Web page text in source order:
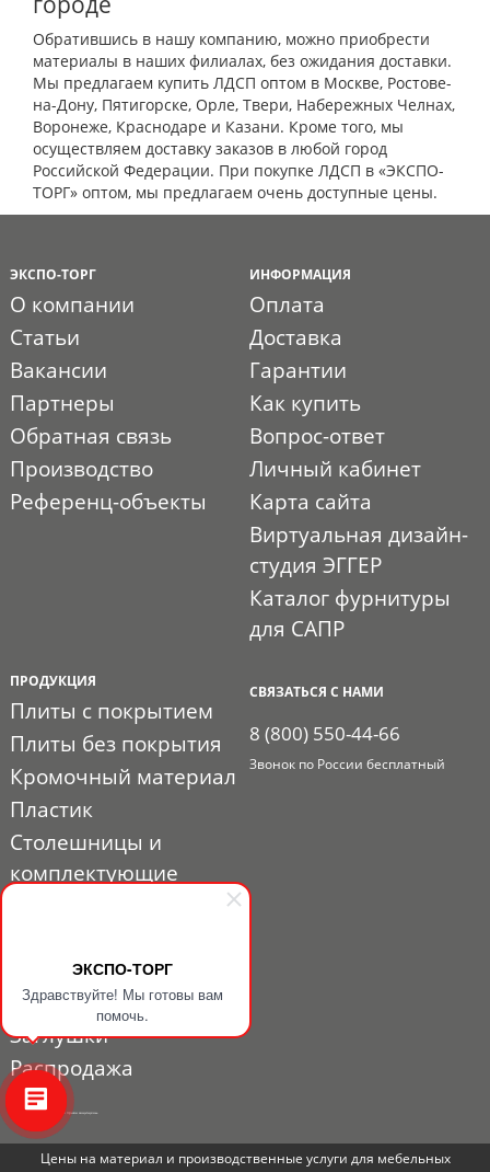
ЭКСПО-ТОРГ
Здравствуйте! Мы готовы вам
помочь.
Обратившись в нашу компанию, можно приобрести
материалы в наших филиалах, без ожидания доставки.
Мы предлагаем купить ЛДСП оптом в Москве, Ростове-
на-Дону, Пятигорске, Орле, Твери, Набережных Челнах,
Воронеже, Краснодаре и Казани. Кроме того, мы
осуществляем доставку заказов в любой город
Российской Федерации. При покупке ЛДСП в «ЭКСПО-
ТОРГ» оптом, мы предлагаем очень доступные цены.
ЭКСПО-ТОРГ
О компании
Статьи
Вакансии
Партнеры
Обратная связь
Производство
Референц-объекты
ИНФОРМАЦИЯ
Оплата
Доставка
Гарантии
Как купить
Вопрос-ответ
Личный кабинет
Карта сайта
Виртуальная дизайн-
студия ЭГГЕР
Каталог фурнитуры
для САПР
ПРОДУКЦИЯ
Плиты с покрытием
Плиты без покрытия
Кромочный материал
Пластик
Столешницы и
комплектующие
Расходные материалы
Выставочный профиль
и фурнитура
Заглушки
Распродажа
СВЯЗАТЬСЯ С НАМИ
8 (800) 550-44-66
Звонок по России бесплатный
© 2010 - 2026. ЭКСПО-ТОРГ. Все права защищены.
Цены на материал и производственные услуги для мебельных